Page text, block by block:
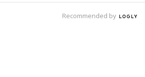
Recommended by